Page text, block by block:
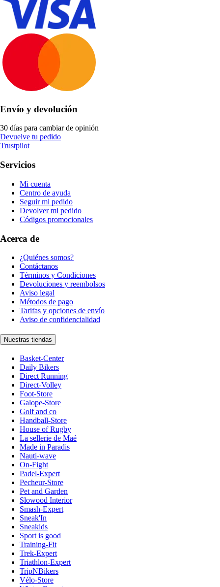
Envío y devolución
30 días para cambiar de opinión
Devuelve tu pedido
Trustpilot
Servicios
Mi cuenta
Centro de ayuda
Seguir mi pedido
Devolver mi pedido
Códigos promocionales
Acerca de
¿Quiénes somos?
Contáctanos
Términos y Condiciones
Devoluciones y reembolsos
Aviso legal
Métodos de pago
Tarifas y opciones de envío
Aviso de confidencialidad
Nuestras tiendas
Basket-Center
Daily Bikers
Direct Running
Direct-Volley
Foot-Store
Galope-Store
Golf and co
Handball-Store
House of Rugby
La sellerie de Maé
Made in Paradis
Nauti-wave
On-Fight
Padel-Expert
Pecheur-Store
Pet and Garden
Slowood Interior
Smash-Expert
Sneak'In
Sneakids
Sport is good
Training-Fit
Trek-Expert
Triathlon-Expert
TripNBikers
Vélo-Store